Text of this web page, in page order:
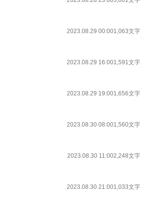
2023.08.29 00:001,063文字
2023.08.29 16:001,591文字
2023.08.29 19:001,656文字
2023.08.30 08:001,560文字
2023.08.30 11:002,248文字
2023.08.30 21:001,033文字